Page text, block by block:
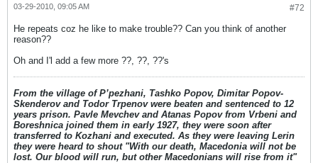
#72
03-29-2010, 09:05 AM
He repeats coz he like to make trouble?? Can you think of another
reason??
Oh and I'l add a few more ??, ??, ??'s
From the village of P’pezhani, Tashko Popov, Dimitar Popov-
Skenderov and Todor Trpenov were beaten and sentenced to 12
years prison. Pavle Mevchev and Atanas Popov from Vrbeni and
Boreshnica joined them in early 1927, they were soon after
transferred to Kozhani and executed. As they were leaving Lerin
they were heard to shout "With our death, Macedonia will not be
lost. Our blood will run, but other Macedonians will rise from it"